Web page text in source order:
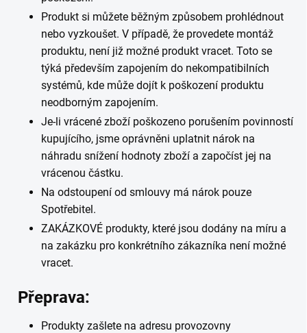
Produkt si můžete běžným způsobem prohlédnout
nebo vyzkoušet. V případě, že provedete montáž
produktu, není již možné produkt vracet. Toto se
týká především zapojením do nekompatibilních
systémů, kde může dojít k poškození produktu
neodborným zapojením.
Je-li vrácené zboží poškozeno porušením povinností
kupujícího, jsme oprávněni uplatnit nárok na
náhradu snížení hodnoty zboží a započíst jej na
vrácenou částku.
Na odstoupení od smlouvy má nárok pouze
Spotřebitel.
ZAKÁZKOVÉ produkty, které jsou dodány na míru a
na zakázku pro konkrétního zákazníka není možné
vracet.
Přeprava:
Produkty zašlete na adresu provozovny